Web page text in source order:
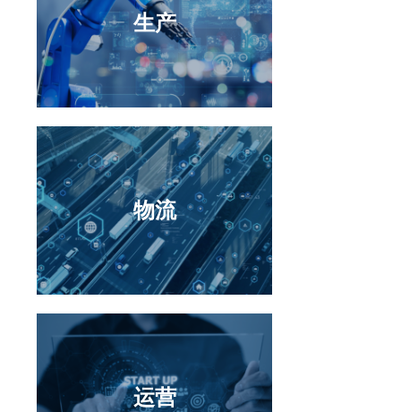
生产
生产
物流
物流
运营
运营